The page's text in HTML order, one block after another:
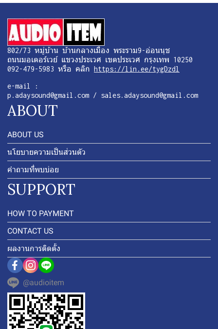
802/73 หมู่บ้าน บ้านกลางเมือง พระราม9-อ่อนนุช
ถนนมอเตอร์เวย์ แขวงประเวศ เขตประเวศ กรุงเทพ 10250
092-479-5983 หรือ คลิก https://lin.ee/tygDzdl
e-mail :
p.adaysound@gmail.com / sales.adaysound@gmail.com
ABOUT
ABOUT US
นโยบายความเป็นส่วนตัว
คำถามที่พบบ่อย
SUPPORT
HOW TO PAYMENT
CONTACT US
ผลงานการติดตั้ง
@audioitem